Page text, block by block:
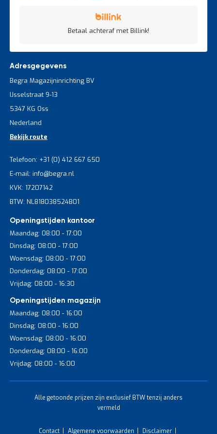
Betaal achteraf met Billink!
Adresgegevens
Begra Magazijninrichting BV
IJsselstraat 9-13
5347 KG Oss
Nederland
Bekijk route
Telefoon: +31 (0) 412 667 650
E-mail: info@begra.nl
KVK: 17207142
BTW: NL818038524B01
Openingstijden kantoor
Maandag: 08:00 - 17:00
Dinsdag: 08:00 - 17:00
Woensdag: 08:00 - 17:00
Donderdag: 08:00 - 17:00
Vrijdag: 08:00 - 16:30
Openingstijden magazijn
Maandag: 08:00 - 16:00
Dinsdag: 08:00 - 16:00
Woensdag: 08:00 - 16:00
Donderdag: 08:00 - 16:00
Vrijdag: 08:00 - 16:00
Alle getoonde prijzen zijn exclusief BTW tenzij anders
vermeld
Contact Algemene voorwaarden Disclaimer